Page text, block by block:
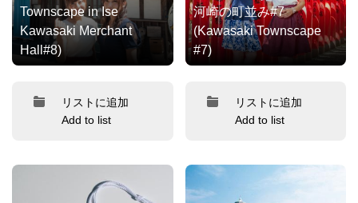
Townscape in Ise
Kawasaki Merchant
Hall#8)
リストに追加
Add to list
河崎の町並み#7
(Kawasaki Townscape
#7)
リストに追加
Add to list